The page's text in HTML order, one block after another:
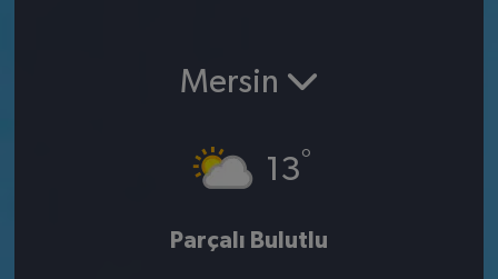
Mersin
13°
Parçalı Bulutlu